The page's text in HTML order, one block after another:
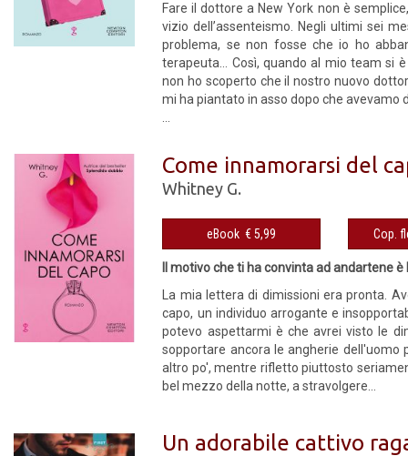
Fare il dottore a New York non è
vizio dell’assenteismo. Negli ultimi sei
problema, se non fosse che io ho
terapeuta… Così, quando al mio team si
non ho scoperto che il nostro nuovo
mi ha piantato in asso dopo che avevamo
Come innamorarsi del
Whitney G.
eBook € 5,99
Il motivo che ti ha convinta ad andartene
La mia lettera di dimissioni era pronta.
capo, un individuo arrogante e
potevo aspettarmi è che avrei visto le
sopportare ancora le angherie dell'uomo
altro po', mentre rifletto piuttosto
bel mezzo della notte, a stravolgere...
Un adorabile cattivo